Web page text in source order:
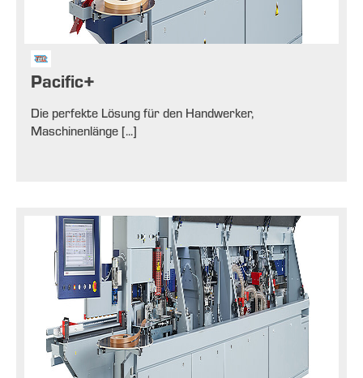
Pacific+
Die perfekte Lösung für den Handwerker,
Maschinenlänge [...]